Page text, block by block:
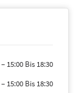
– 15:00 Bis 18:30
– 15:00 Bis 18:30